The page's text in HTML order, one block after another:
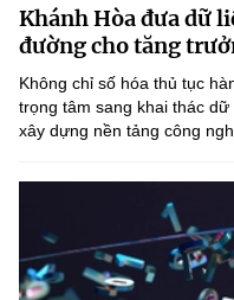
Sở Khoa học và
Chuyển đổi số
Bưu chính, Viễn thông
Tiêu chuẩn, đo
Năng lượng nguyên
Văn bản QPPL
Văn bản chỉ đạo điều
Lấy ý kiến người dân
MST IOFFICE
THỐNG KÊ
Khoa học và Công
Chuyển đổi số
Multimedia
THƯ ĐIỆN TỬ
Khác
Videos
Khánh Hòa đưa dữ
đường cho tăng
Không chỉ số hóa thủ tục
trọng tâm sang khai thác
xây dựng nền tảng công